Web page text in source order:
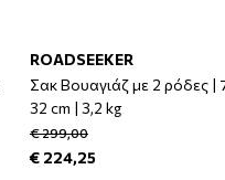
ROADSEEKER
Σακ Βουαγιάζ με 2 ρόδες |
32 cm | 3,2 kg
€ 299,00
€ 224,25